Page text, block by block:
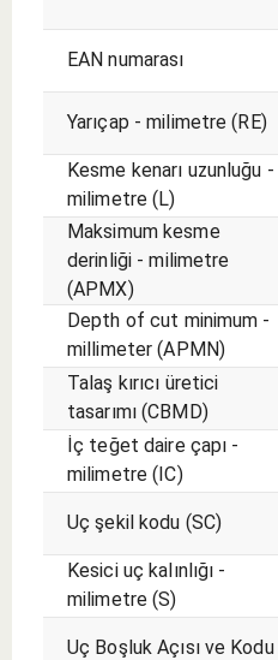
EAN numarası
Yarıçap - milimetre (RE)
Kesme kenarı uzunluğu -
milimetre (L)
Maksimum kesme
derinliği - milimetre
(APMX)
Depth of cut minimum -
millimeter (APMN)
Talaş kırıcı üretici
tasarımı (CBMD)
İç teğet daire çapı -
milimetre (IC)
Uç şekil kodu (SC)
Kesici uç kalınlığı -
milimetre (S)
Uç Boşluk Açısı ve Kodu